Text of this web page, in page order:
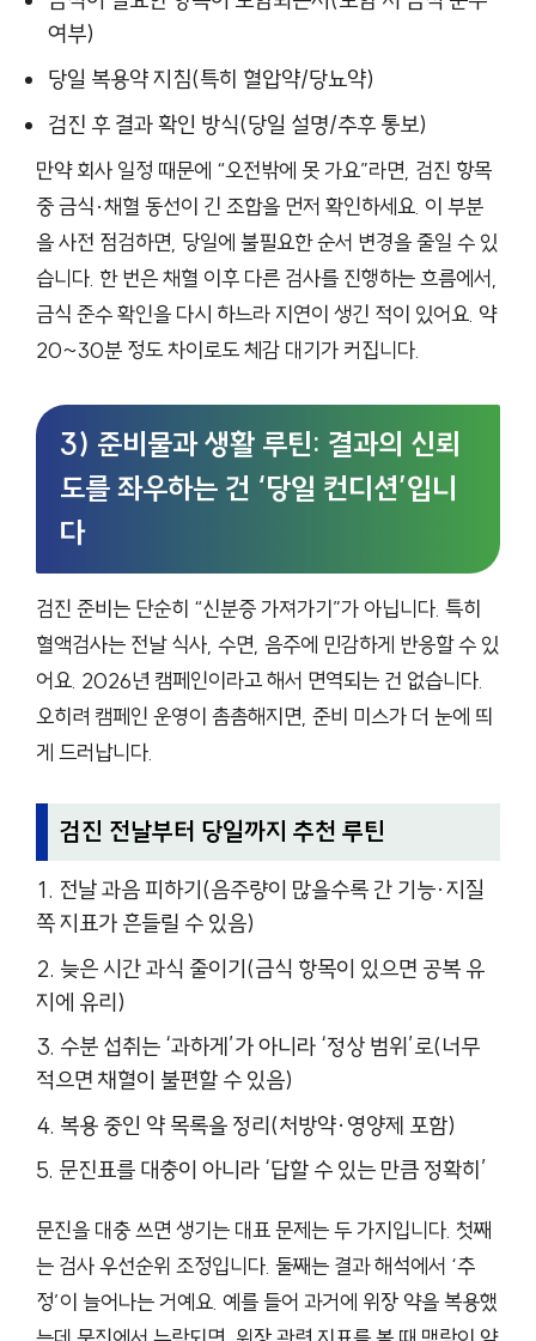
여부)
당일 복용약 지침(특히 혈압약/당뇨약)
검진 후 결과 확인 방식(당일 설명/추후 통보)
만약 회사 일정 때문에 “오전밖에 못 가요”라면, 검진 항목
중 금식·채혈 동선이 긴 조합을 먼저 확인하세요. 이 부분
을 사전 점검하면, 당일에 불필요한 순서 변경을 줄일 수 있
습니다. 한 번은 채혈 이후 다른 검사를 진행하는 흐름에서,
금식 준수 확인을 다시 하느라 지연이 생긴 적이 있어요. 약
20~30분 정도 차이로도 체감 대기가 커집니다.
3) 준비물과 생활 루틴: 결과의 신뢰
도를 좌우하는 건 ‘당일 컨디션’입니
다
검진 준비는 단순히 “신분증 가져가기”가 아닙니다. 특히
혈액검사는 전날 식사, 수면, 음주에 민감하게 반응할 수 있
어요. 2026년 캠페인이라고 해서 면역되는 건 없습니다.
오히려 캠페인 운영이 촘촘해지면, 준비 미스가 더 눈에 띄
게 드러납니다.
검진 전날부터 당일까지 추천 루틴
전날 과음 피하기(음주량이 많을수록 간 기능·지질
쪽 지표가 흔들릴 수 있음)
늦은 시간 과식 줄이기(금식 항목이 있으면 공복 유
지에 유리)
수분 섭취는 ‘과하게’가 아니라 ‘정상 범위’로(너무
적으면 채혈이 불편할 수 있음)
복용 중인 약 목록을 정리(처방약·영양제 포함)
문진표를 대충이 아니라 ‘답할 수 있는 만큼 정확히’
문진을 대충 쓰면 생기는 대표 문제는 두 가지입니다. 첫째
는 검사 우선순위 조정입니다. 둘째는 결과 해석에서 ‘추
정’이 늘어나는 거예요. 예를 들어 과거에 위장 약을 복용했